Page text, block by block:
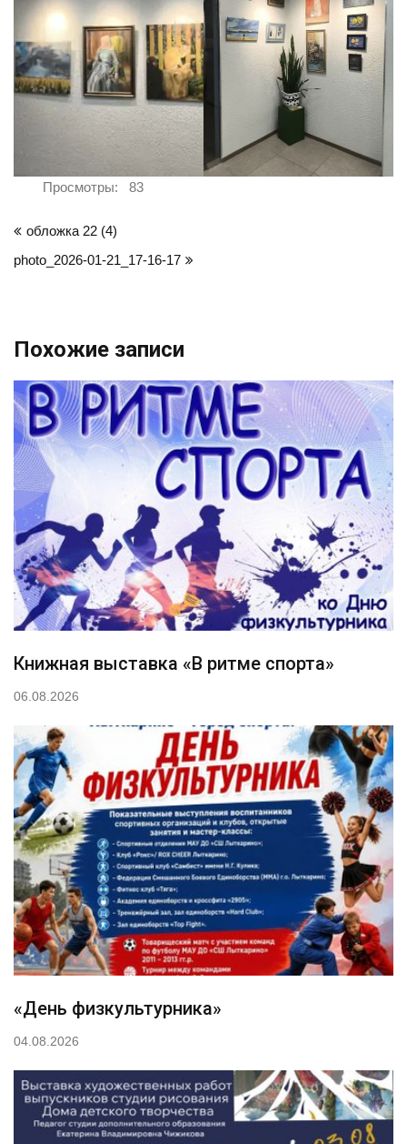
Просмотры: 83
по
обложка 22 (4)
photo_2026-01-21_17-16-17
Похожие записи
Книжная выставка «В ритме спорта»
06.08.2026
«День физкультурника»
04.08.2026